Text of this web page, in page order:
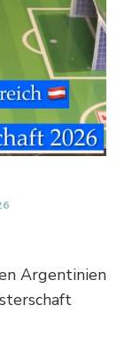
Argentinien